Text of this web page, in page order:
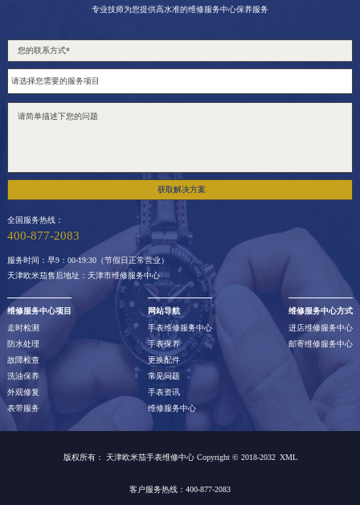
专业技师为您提供高水准的维修服务中心保养服务
获取解决方案
全国服务热线：
400-877-2083
服务时间：早9：00-19:30（节假日正常营业）
天津欧米茄售后地址：天津市维修服务中心
维修服务中心项目
走时检测
防水处理
故障检查
洗油保养
外观修复
表带服务
网站导航
手表维修服务中心
手表保养
更换配件
常见问题
手表资讯
维修服务中心
维修服务中心方式
进店维修服务中心
邮寄维修服务中心
版权所有： 天津欧米茄手表维修中心 Copyright © 2018-2032 XML
客户服务热线：400-877-2083